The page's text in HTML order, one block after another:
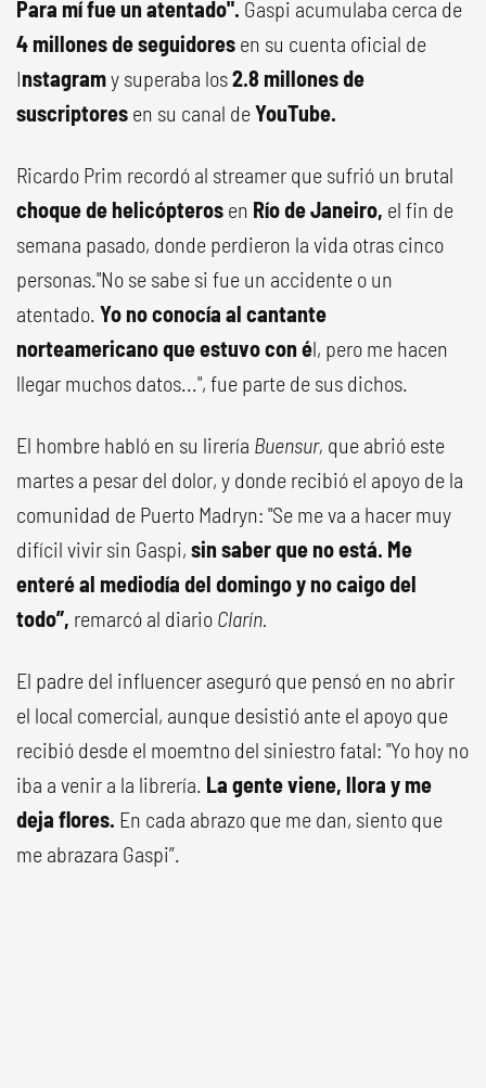
Para mí fue un atentado". Gaspi acumulaba cerca de
4 millones de seguidores en su cuenta oficial de
Instagramy superaba los2.8 millones de
suscriptores en su canal deYouTube.
Ricardo Prim recordó al streamer que sufrió un brutal
choque de helicópteros en Río de Janeiro, el fin de
semana pasado, donde perdieron la vida otras cinco
personas."No se sabe si fue un accidente o un
atentado. Yo no conocía al cantante
norteamericano que estuvo con él, pero me hacen
llegar muchos datos...", fue parte de sus dichos.
El hombre habló en su lirería Buensur, que abrió este
martes a pesar del dolor, y donde recibió el apoyo de la
comunidad de Puerto Madryn: "Se me va a hacer muy
difícil vivir sin Gaspi, sin saber que no está. Me
enteré al mediodía del domingo y no caigo del
todo”, remarcó al diario Clarín.
El padre del influencer aseguró que pensó en no abrir
el local comercial, aunque desistió ante el apoyo que
recibió desde el moemtno del siniestro fatal: "Yo hoy no
iba a venir a la librería. La gente viene, llora y me
deja flores. En cada abrazo que me dan, siento que
me abrazara Gaspi”.